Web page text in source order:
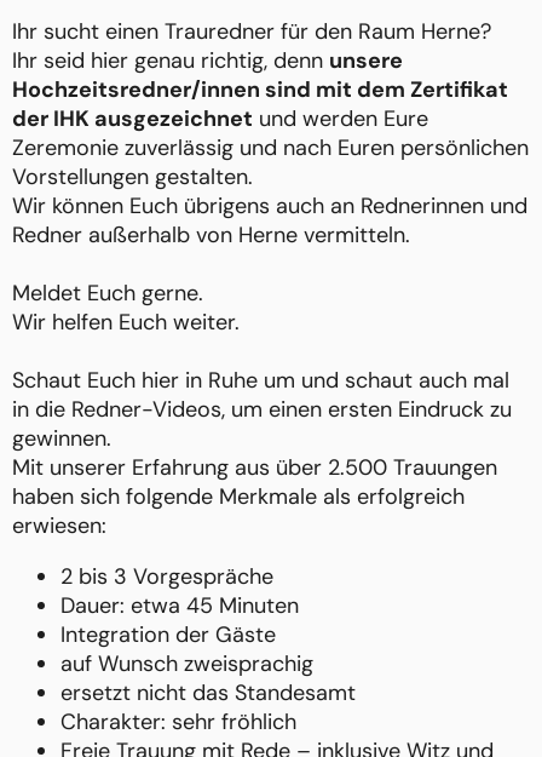
Ihr sucht einen Trauredner für den Raum Herne?
Ihr seid hier genau richtig, denn unsere
Hochzeitsredner/innen sind mit dem Zertifikat
der IHK ausgezeichnet und werden Eure
Zeremonie zuverlässig und nach Euren persönlichen
Vorstellungen gestalten.
Wir können Euch übrigens auch an Rednerinnen und
Redner außerhalb von Herne vermitteln.
Meldet Euch gerne.
Wir helfen Euch weiter.
Schaut Euch hier in Ruhe um und schaut auch mal
in die Redner-Videos, um einen ersten Eindruck zu
gewinnen.
Mit unserer Erfahrung aus über 2.500 Trauungen
haben sich folgende Merkmale als erfolgreich
erwiesen:
2 bis 3 Vorgespräche
Dauer: etwa 45 Minuten
Integration der Gäste
auf Wunsch zweisprachig
ersetzt nicht das Standesamt
Charakter: sehr fröhlich